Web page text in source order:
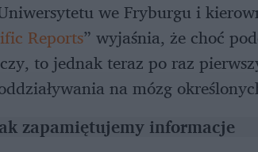
we Fryburgu i
Reports” wyjaśnia, że choć
to jednak teraz po raz
na mózg
zapamiętujemy informacje